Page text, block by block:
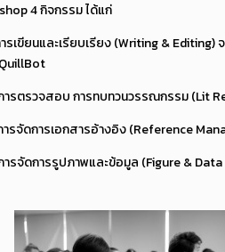
4 กิจกรรม ได้แก่
รเขียนและเรียบเรียง (Writing &
รตรวจสอบ การทบทวนวรรณกรรม (Lit
รจัดการเอกสารอ้างอิง (Reference
รจัดการรูปภาพและข้อมูล (Figure &